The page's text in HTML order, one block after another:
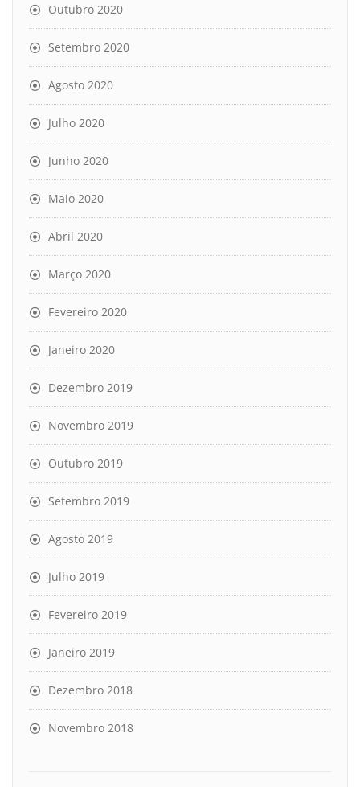
Outubro 2020
Setembro 2020
Agosto 2020
Julho 2020
Junho 2020
Maio 2020
Abril 2020
Março 2020
Fevereiro 2020
Janeiro 2020
Dezembro 2019
Novembro 2019
Outubro 2019
Setembro 2019
Agosto 2019
Julho 2019
Fevereiro 2019
Janeiro 2019
Dezembro 2018
Novembro 2018